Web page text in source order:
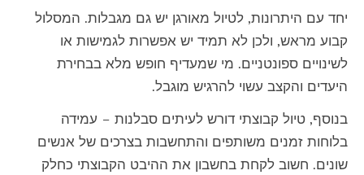
יחד עם היתרונות, לטיול מאורגן יש גם מגבלות. המסלול
קבוע מראש, ולכן לא תמיד יש אפשרות לגמישות או
לשינויים ספונטניים. מי שמעדיף חופש מלא בבחירת
היעדים והקצב עשוי להרגיש מוגבל.
בנוסף, טיול קבוצתי דורש לעיתים סבלנות – עמידה
בלוחות זמנים משותפים והתחשבות בצרכים של אנשים
שונים. חשוב לקחת בחשבון את ההיבט הקבוצתי כחלק